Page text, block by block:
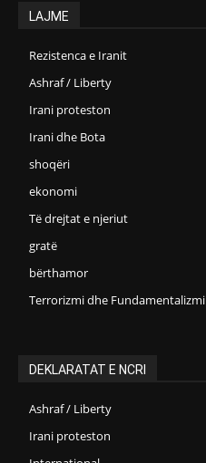
LAJME
Rezistenca e Iranit
Ashraf / Liberty
Irani proteston
Irani dhe Bota
shoqëri
ekonomi
Të drejtat e njeriut
gratë
bërthamor
Terrorizmi dhe Fundamentalizmi
DEKLARATAT E NCRI
Ashraf / Liberty
Irani proteston